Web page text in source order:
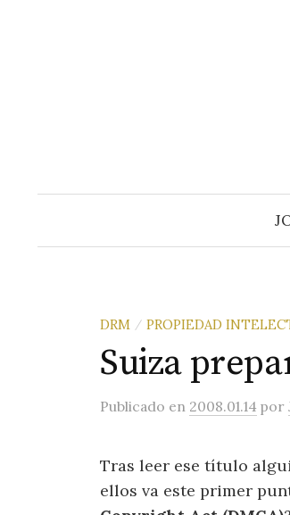
DRM / PROPIEDAD
Suiza
Publicado en 2008.01.14 por
Tras leer ese título
ellos va este primer